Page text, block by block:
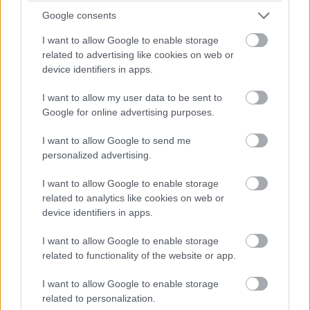
Google consents
I want to allow Google to enable storage
related to advertising like cookies on web or
device identifiers in apps.
I want to allow my user data to be sent to
Google for online advertising purposes.
I want to allow Google to send me
personalized advertising.
I want to allow Google to enable storage
related to analytics like cookies on web or
device identifiers in apps.
I want to allow Google to enable storage
related to functionality of the website or app.
I want to allow Google to enable storage
related to personalization.
konkrétan Woody Allen klasszikusa, az Annie Hall ugrott
illethetném Reisz művét. A kelleténél kicsit talán
többször ugrálunk az időben, ellenben ezek a váltások
jelenetben a felnőtt Tamást látjuk, néhány pillanattal
később pedig már a tinédzserkori énje köszön vissza a
vászonról. Ezek az áthallások vágástechnikai
szempontból is jelesre vizsgáznak és nem mellesleg
rendező ügyesen bánik a humorral, a Rossz versek ebben
csak még jobban megerősített. Elképesztően vicces a
film, tele van jobbnál jobb beszólásokkal, kreatív
elemekkel, utalásokkal. Az egyik jelenetben konkrétan a
kultikus Szomszédok sorozat egy szegmensét idézték
a tartalomról sem feledkezhetünk meg, Reisz egyszerű,
árnyalt szimbolikája garantáltan eléri hatását és segít